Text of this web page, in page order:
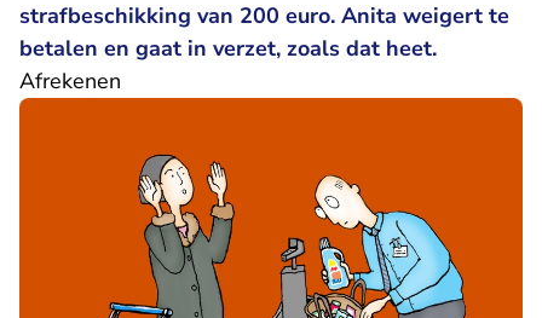
strafbeschikking van 200 euro. Anita weigert te
betalen en gaat in verzet, zoals dat heet.
Afrekenen